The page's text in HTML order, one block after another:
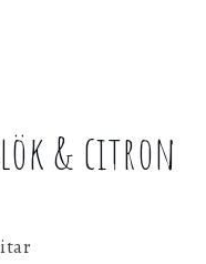
& citron